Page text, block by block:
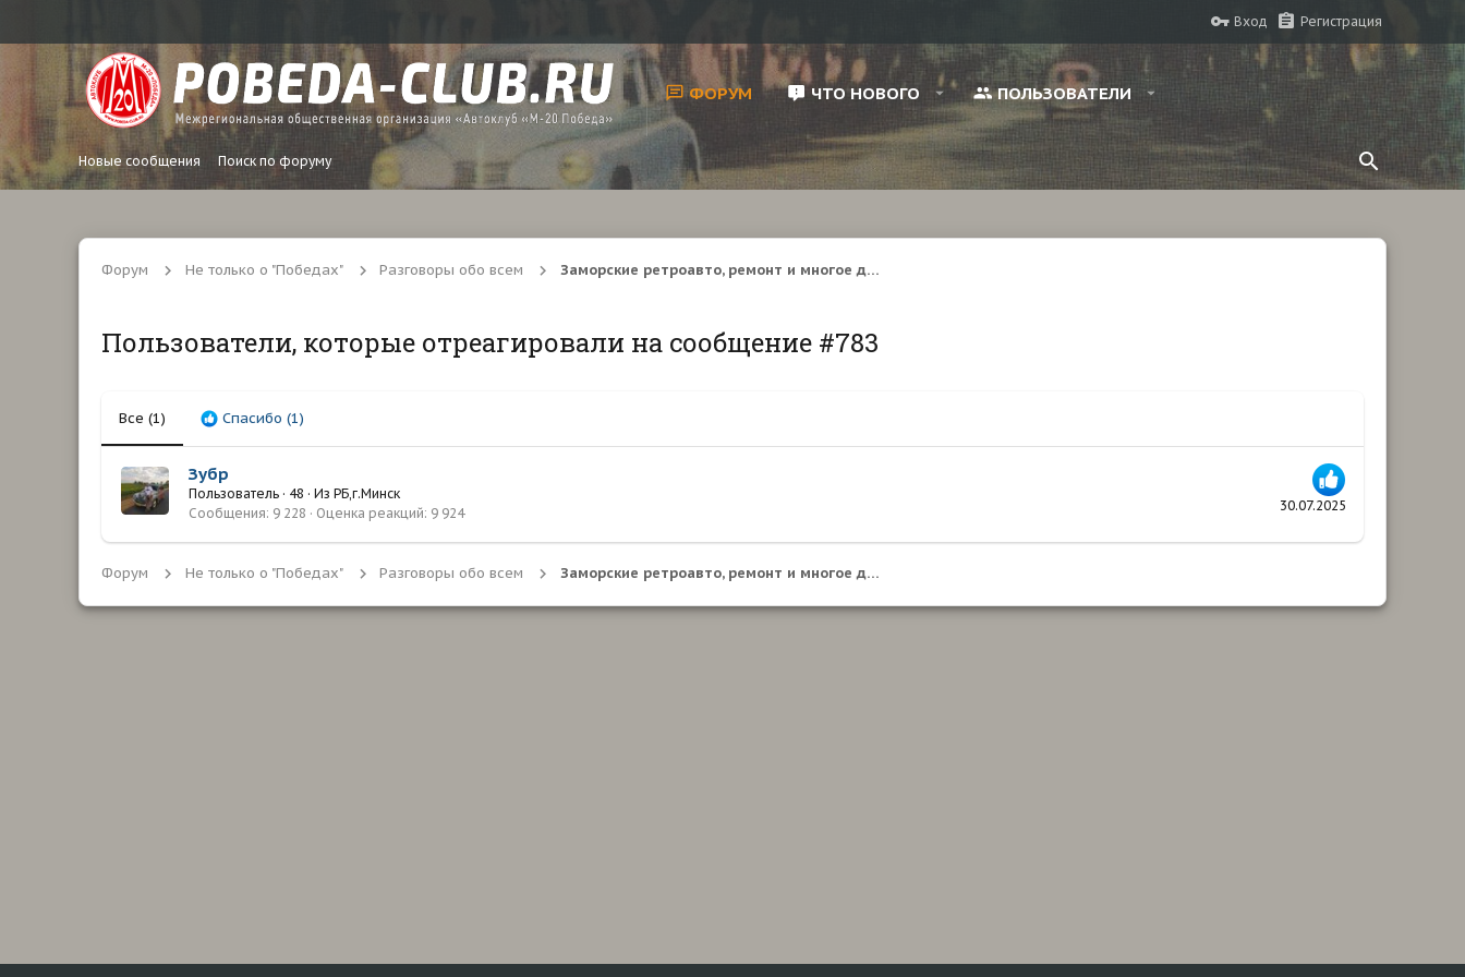
Вход Регистрация
ФОРУМ ЧТО НОВОГО ПОЛЬЗОВАТЕЛИ
Новые сообщения Поиск по форуму
Форум Не только о "Победах" Разговоры обо всем Заморские ретроавто, ремонт и многое другое
Пользователи, которые отреагировали на сообщение #783
Все (1) Спасибо (1)
30.07.2025
Зубр
Пользователь · 48 · Из РБ,г.Минск
Сообщения 9 228 Оценка реакций 9 924
Форум Не только о "Победах" Разговоры обо всем Заморские ретроавто, ремонт и многое другое